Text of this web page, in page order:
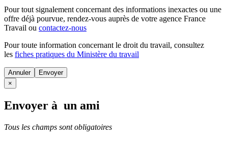
Pour tout signalement concernant des informations inexactes ou une
offre déjà pourvue, rendez-vous auprès de votre agence France
Travail ou contactez-nous
Pour toute information concernant le droit du travail, consultez
les fiches pratiques du Ministère du travail
Annuler
×
Envoyer à un ami
Tous les champs sont obligatoires